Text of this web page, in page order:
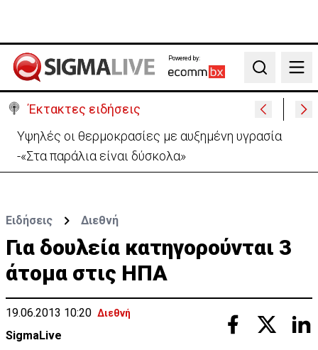
Powered by:
Search
Έκτακτες ειδήσεις
Υψηλές οι θερμοκρασίες με αυξημένη υγρασία
-«Στα παράλια είναι δύσκολα»
Ειδήσεις Διεθνή
Για δουλεία κατηγορούνται 3
άτομα στις ΗΠΑ
19.06.2013 10:20 Διεθνή
SigmaLive